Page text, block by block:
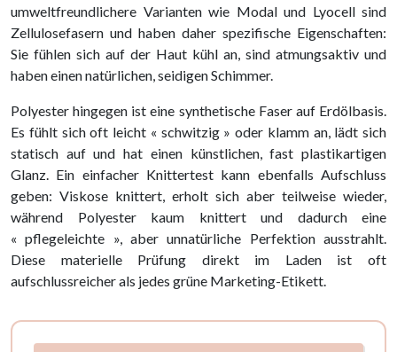
umweltfreundlichere Varianten wie Modal und Lyocell sind
Zellulosefasern und haben daher spezifische Eigenschaften:
Sie fühlen sich auf der Haut kühl an, sind atmungsaktiv und
haben einen natürlichen, seidigen Schimmer.
Polyester hingegen ist eine synthetische Faser auf Erdölbasis.
Es fühlt sich oft leicht « schwitzig » oder klamm an, lädt sich
statisch auf und hat einen künstlichen, fast plastikartigen
Glanz. Ein einfacher Knittertest kann ebenfalls Aufschluss
geben: Viskose knittert, erholt sich aber teilweise wieder,
während Polyester kaum knittert und dadurch eine
« pflegeleichte », aber unnatürliche Perfektion ausstrahlt.
Diese materielle Prüfung direkt im Laden ist oft
aufschlussreicher als jedes grüne Marketing-Etikett.